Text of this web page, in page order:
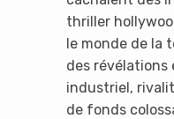
thriller
le monde de la
des révélations
industriel,
de fonds